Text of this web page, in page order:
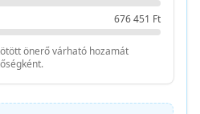
676 451 Ft
önerő várható hozamát